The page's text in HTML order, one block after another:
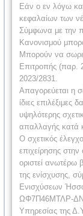
Εάν ο εν λόγω
κεφαλαίων των
Σύμφωνα με την
Κανονισμού
Μπορούν να
Επιτροπής (παρ.
2023/2831.
Απαγορεύεται η
ίδιες
υψηλότερης
απαλλαγής κατά
Ο σχετικός
επιχείρησης
οριστεί ανωτέρω
της ενίσχυσης,
Ενισχύσεων
ΩΦ7Π46ΜΤΛΡ-ΔΝΩ)
Υπηρεσίας της